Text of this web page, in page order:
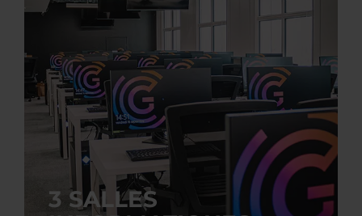
3 SALLES